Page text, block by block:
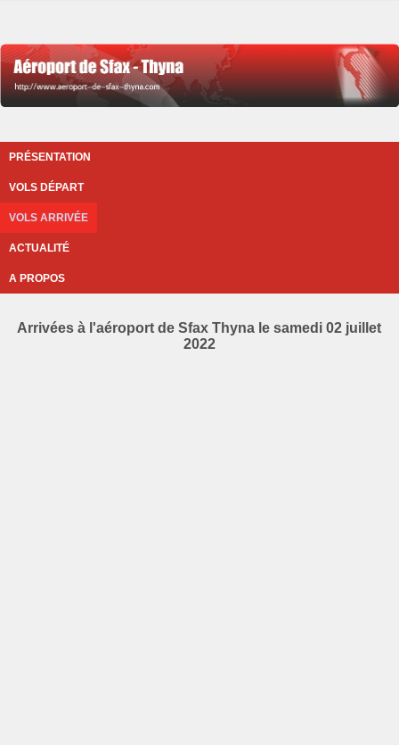
PRÉSENTATION
VOLS DÉPART
VOLS ARRIVÉE
ACTUALITÉ
A PROPOS
Arrivées à l'aéroport de Sfax Thyna le samedi 02 juillet
2022